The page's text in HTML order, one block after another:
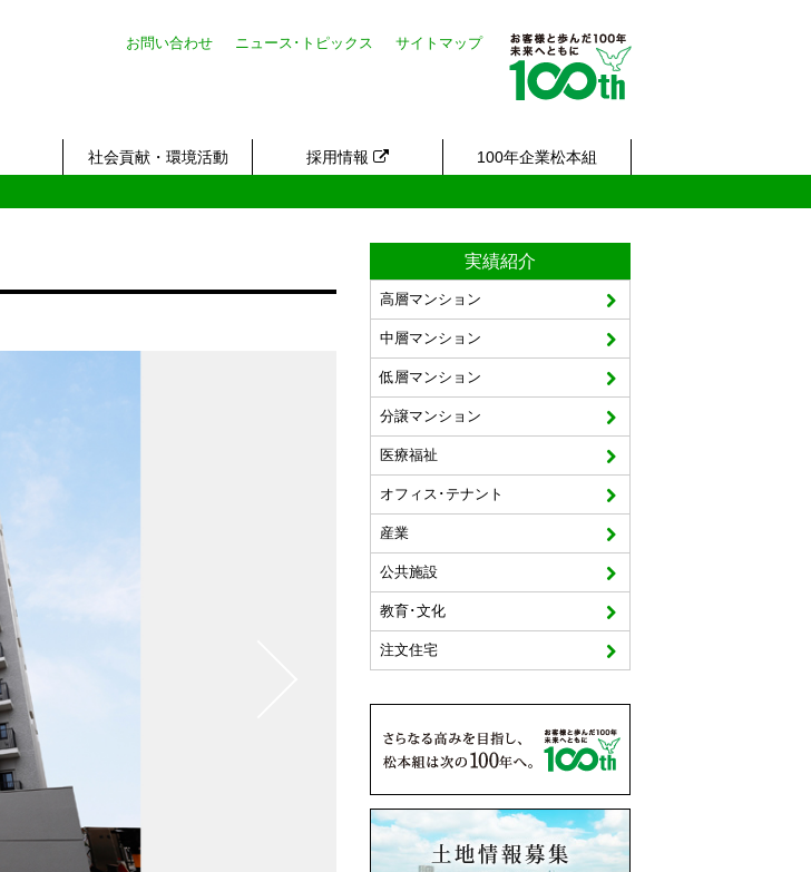
お問い合わせ ニュース･トピックス サイトマップ
社会貢献・環境活動 採用情報 100年企業松本組
実績紹介
高層マンション
中層マンション
低層マンション
分譲マンション
医療福祉
オフィス･テナント
産業
公共施設
教育･文化
注文住宅